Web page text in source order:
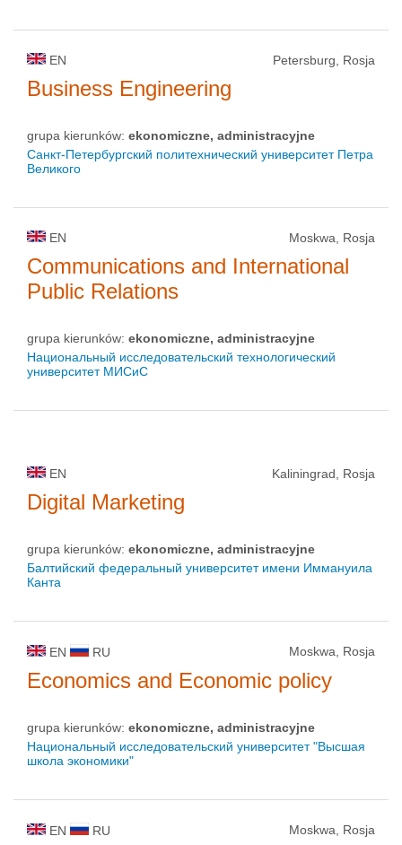
EN Petersburg, Rosja
Business Engineering
grupa kierunków: ekonomiczne, administracyjne
Санкт-Петербургский политехнический университет Петра
Великого
EN Moskwa, Rosja
Communications and International
Public Relations
grupa kierunków: ekonomiczne, administracyjne
Национальный исследовательский технологический
университет МИСиС
EN Kaliningrad, Rosja
Digital Marketing
grupa kierunków: ekonomiczne, administracyjne
Балтийский федеральный университет имени Иммануила
Канта
EN RU Moskwa, Rosja
Economics and Economic policy
grupa kierunków: ekonomiczne, administracyjne
Национальный исследовательский университет "Высшая
школа экономики"
EN RU Moskwa, Rosja